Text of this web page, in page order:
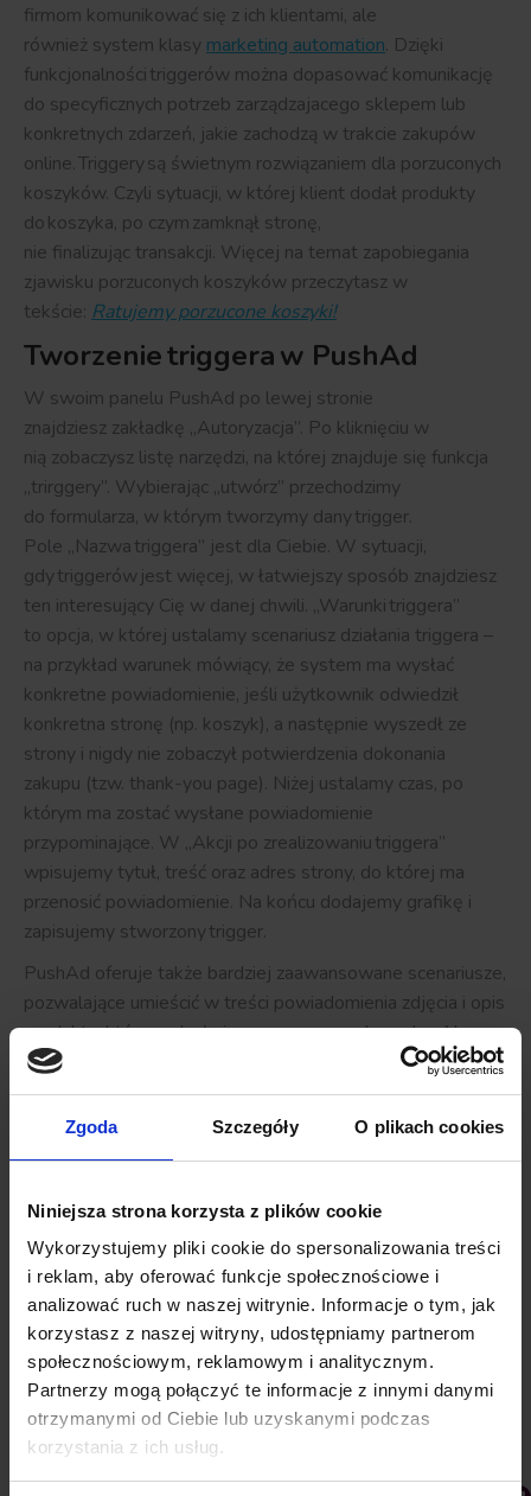
Zgoda Szczegóły O plikach cookies
Niniejsza strona korzysta z plików cookie
Wykorzystujemy pliki cookie do spersonalizowania treści
i reklam, aby oferować funkcje społecznościowe i
analizować ruch w naszej witrynie. Informacje o tym, jak
korzystasz z naszej witryny, udostępniamy partnerom
społecznościowym, reklamowym i analitycznym.
Partnerzy mogą połączyć te informacje z innymi danymi
otrzymanymi od Ciebie lub uzyskanymi podczas
korzystania z ich usług.
firmom komunikować się z ich klientami, ale
również system klasy marketing automation. Dzięki
funkcjonalnościtriggerów można dopasować komunikację
do specyficznych potrzeb zarządzajacego sklepem lub
konkretnych zdarzeń, jakie zachodzą w trakcie zakupów
online.Triggerysą świetnym rozwiązaniem dla porzuconych
koszyków. Czyli sytuacji, w której klient dodał produkty
do koszyka, po czym zamknął stronę,
nie finalizując transakcji. Więcej na temat zapobiegania
zjawisku porzuconych koszyków przeczytasz w
tekście: Ratujemy porzucone koszyki!
Tworzenietriggeraw PushAd
W swoim panelu PushAd po lewej stronie
znajdziesz zakładkę „Autoryzacja”. Po kliknięciu w
nią zobaczysz listę narzędzi, na której znajduje się funkcja
„trirggery”. Wybierając „utwórz” przechodzimy
do formularza, w którym tworzymy danytrigger.
Pole „Nazwatriggera” jest dla Ciebie. W sytuacji,
gdytriggerów jest więcej, w łatwiejszy sposób znajdziesz
ten interesujący Cię w danej chwili. „Warunkitriggera”
to opcja, w której ustalamy scenariusz działania triggera –
na przykład warunek mówiący, że system ma wysłać
konkretne powiadomienie, jeśli użytkownik odwiedził
konkretna stronę (np. koszyk), a następnie wyszedł ze
strony i nigdy nie zobaczył potwierdzenia dokonania
zakupu (tzw. thank-you page). Niżej ustalamy czas, po
którym ma zostać wysłane powiadomienie
przypominające. W „Akcji po zrealizowaniutriggera”
wpisujemy tytuł, treść oraz adres strony, do której ma
przenosić powiadomienie. Na końcu dodajemy grafikę i
zapisujemy stworzonytrigger.
PushAd oferuje także bardziej zaawansowane scenariusze,
pozwalające umieścić w treści powiadomienia zdjęcia i opis
produktu, który znalazł się w porzuconym koszyku. Aby
wdrożyć taki rodzaj powiadomień,
skontaktuj się z nami,
ponieważ będziemy potrzebowali do ich
przygotowania
produktowy z Twojego sklepu.
Źródło: Raport Shoper – „Multiwyzwaniaw e-
Kategoria:PushAd blog 27 stycznia 2020
Udostępnij ten artykuł
Share
on
Facebook
Share
Twitter
Share
Pinterest
Share
LinkedIn